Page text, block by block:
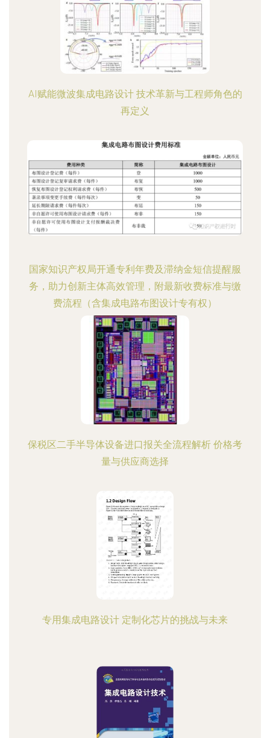
AI赋能微波集成电路设计 技术革新与工程师角色的
再定义
国家知识产权局开通专利年费及滞纳金短信提醒服
务，助力创新主体高效管理，附最新收费标准与缴
费流程（含集成电路布图设计专有权）
保税区二手半导体设备进口报关全流程解析 价格考
量与供应商选择
专用集成电路设计 定制化芯片的挑战与未来